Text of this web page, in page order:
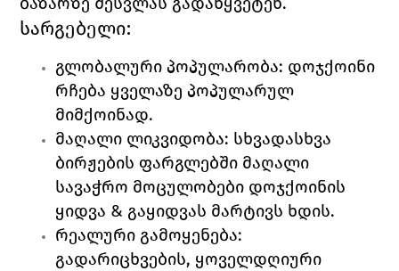
სარგებელი:
გლობალური პოპულარობა: დოჯქოინი
რჩება ყველაზე პოპულარულ
მიმქოინად.
მაღალი ლიკვიდობა: სხვადასხვა
ბირჟების ფარგლებში მაღალი
სავაჭრო მოცულობები დოჯქოინის
ყიდვა & გაყიდვას მარტივს ხდის.
რეალური გამოყენება:
გადარიცხვების, ყოველდღიური